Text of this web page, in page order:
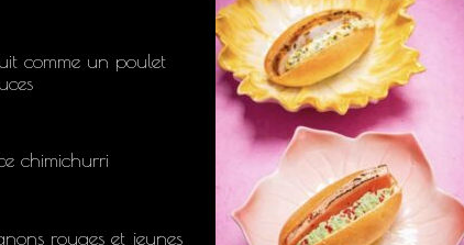
comme un poulet
chimichurri
rouges et jeunes